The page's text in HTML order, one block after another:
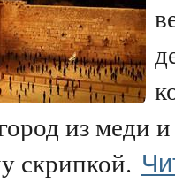
из меди
скрипкой.